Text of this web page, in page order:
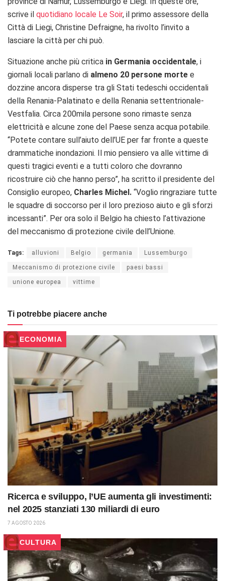
scrive il quotidiano locale Le Soir, il primo assessore della
Città di Liegi, Christine Defraigne, ha rivolto l’invito a
lasciare la città per chi può.
Situazione anche più critica in Germania occidentale, i
giornali locali parlano di almeno 20 persone morte e
dozzine ancora disperse tra gli Stati tedeschi occidentali
della Renania-Palatinato e della Renania settentrionale-
Vestfalia. Circa 200mila persone sono rimaste senza
elettricità e alcune zone del Paese senza acqua potabile.
“Potete contare sull’aiuto dell’UE per far fronte a queste
drammatiche inondazioni. Il mio pensiero va alle vittime di
questi tragici eventi e a tutti coloro che dovranno
ricostruire ciò che hanno perso”, ha scritto il presidente del
Consiglio europeo, Charles Michel. “Voglio ringraziare tutte
le squadre di soccorso per il loro prezioso aiuto e gli sforzi
incessanti”. Per ora solo il Belgio ha chiesto l’attivazione
del meccanismo di protezione civile dell’Unione.
Tags: alluvioni Belgio germania Lussemburgo
Meccanismo di protezione civile paesi bassi
unione europea vittime
Ti potrebbe piacere anche
ECONOMIA
Ricerca e sviluppo, l’UE aumenta gli investimenti:
nel 2025 stanziati 130 miliardi di euro
7 AGOSTO 2026
CULTURA